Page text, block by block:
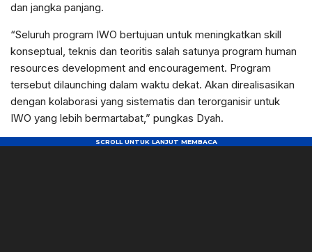
dan jangka panjang.
“Seluruh program IWO bertujuan untuk meningkatkan skill
konseptual, teknis dan teoritis salah satunya program human
resources development and encouragement. Program
tersebut dilaunching dalam waktu dekat. Akan direalisasikan
dengan kolaborasi yang sistematis dan terorganisir untuk
IWO yang lebih bermartabat,” pungkas Dyah.